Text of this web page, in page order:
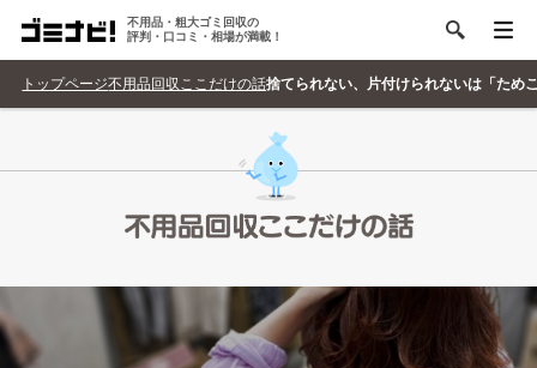
不用品・粗大ゴミ回収の
評判・口コミ・相場が満載！
トップページ不用品回収ここだけの話捨てられない、片付けられないは「ため